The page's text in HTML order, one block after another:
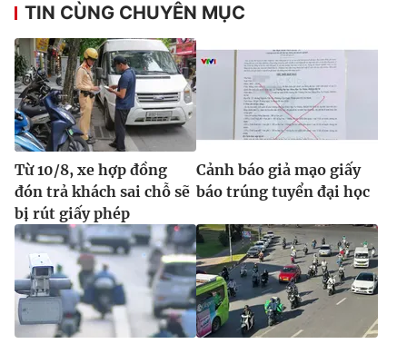
TIN CÙNG CHUYÊN MỤC
Từ 10/8, xe hợp đồng
đón trả khách sai chỗ sẽ
bị rút giấy phép
Cảnh báo giả mạo giấy
báo trúng tuyển đại học